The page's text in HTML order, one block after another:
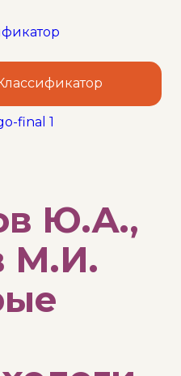
Ю.А.,
М.И.